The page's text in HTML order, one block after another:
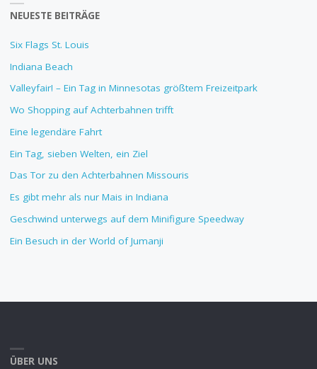
NEUESTE BEITRÄGE
Six Flags St. Louis
Indiana Beach
Valleyfair! – Ein Tag in Minnesotas größtem Freizeitpark
Wo Shopping auf Achterbahnen trifft
Eine legendäre Fahrt
Ein Tag, sieben Welten, ein Ziel
Das Tor zu den Achterbahnen Missouris
Es gibt mehr als nur Mais in Indiana
Geschwind unterwegs auf dem Minifigure Speedway
Ein Besuch in der World of Jumanji
ÜBER UNS